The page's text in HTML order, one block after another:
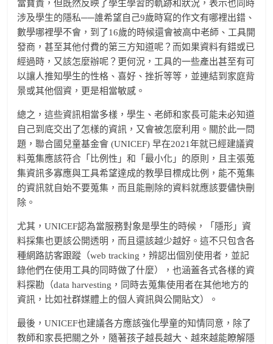
當寶貴，但既然反映了學生學習的軌跡和狀況，表示也同時
涉及學生的隱私──誰希望自己9歲時寫的作文有哪裡出錯、
數學哪裡學不會，到了16歲的時候還會被高中老師、工具開
發商，甚至其他付費的第三方知道呢？而如果資料有錯或已
經過時，又該怎麼辦呢？更何況，工具的一些產出甚至有可
以讓人推知學生的性格、喜好、挫折等等，並連結到家庭背
景或其他個資，更是相當敏感。
總之，這些資訊相當多樣，學生、老師和家長可能未必知道
自己到底交出了怎樣的資訊，又會被怎麼利用。關於此一問
題，聯合國兒童基金會 (UNICEF) 早在2021年就已經建議資
料蒐集應該符合「比例性」和「最小化」的原則，且主張蒐
集資訊多寡應與工具希望達成的教學目標成比例，能不蒐集
的資訊就自始不要蒐集，而且能刪除的資料就應該要儘快刪
除。
尤其，UNICEF認為當服務對象是學生的時候，「隱形」資
料採集也更該公開透明，而且還該越少越好。這不只包含各
種網路訪客跟蹤（web tracking，辨認出個別使用者，並記
錄他們在使用工具的同時做了什麼），也涵蓋各式各樣的資
料探勘（data harvesting，同時去蒐集使用者在其他地方的
資訊，比如社群媒體上的個人資訊與公開貼文）。
最後，UNICEF也建議各方應該強化學童的知情同意，除了
教師和家長把關之外，隨著孩子越長越大、越來越能瞭解隱